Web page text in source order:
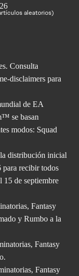
aleatorios)
Consulta
disclaimers para
de EA
se basan
modos: Squad
distribución inicial
para recibir todos
15 de septiembre
Fantasy
y Rumbo a la
Fantasy
Fantasy